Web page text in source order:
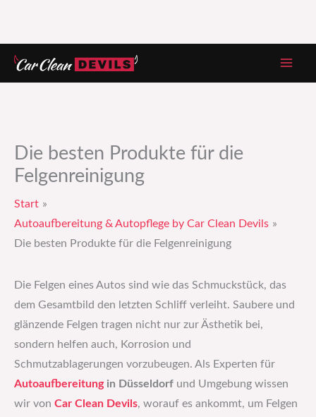
Zum
Inhalt
Die besten Produkte für die
Felgenreinigung
Start
Autoaufbereitung & Autopflege by Car Clean Devils
Die besten Produkte für die Felgenreinigung
Die Felgen eines Autos sind wie das Schmuckstück, das
dem Gesamtbild den letzten Schliff verleiht. Saubere und
glänzende Felgen tragen nicht nur zur Ästhetik bei,
sondern helfen auch, Korrosion und
Schmutzablagerungen vorzubeugen. Als Experten für
Autoaufbereitung in Düsseldorf und Umgebung wissen
wir von Car Clean Devils, worauf es ankommt, um Felgen